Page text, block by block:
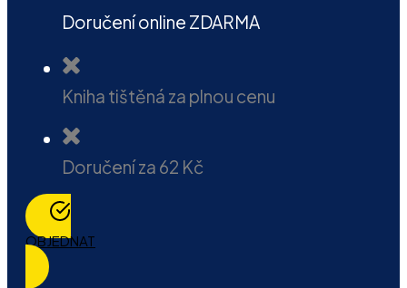
Doručení online ZDARMA
Kniha tištěná za plnou cenu
Doručení za 62 Kč
OBJEDNAT